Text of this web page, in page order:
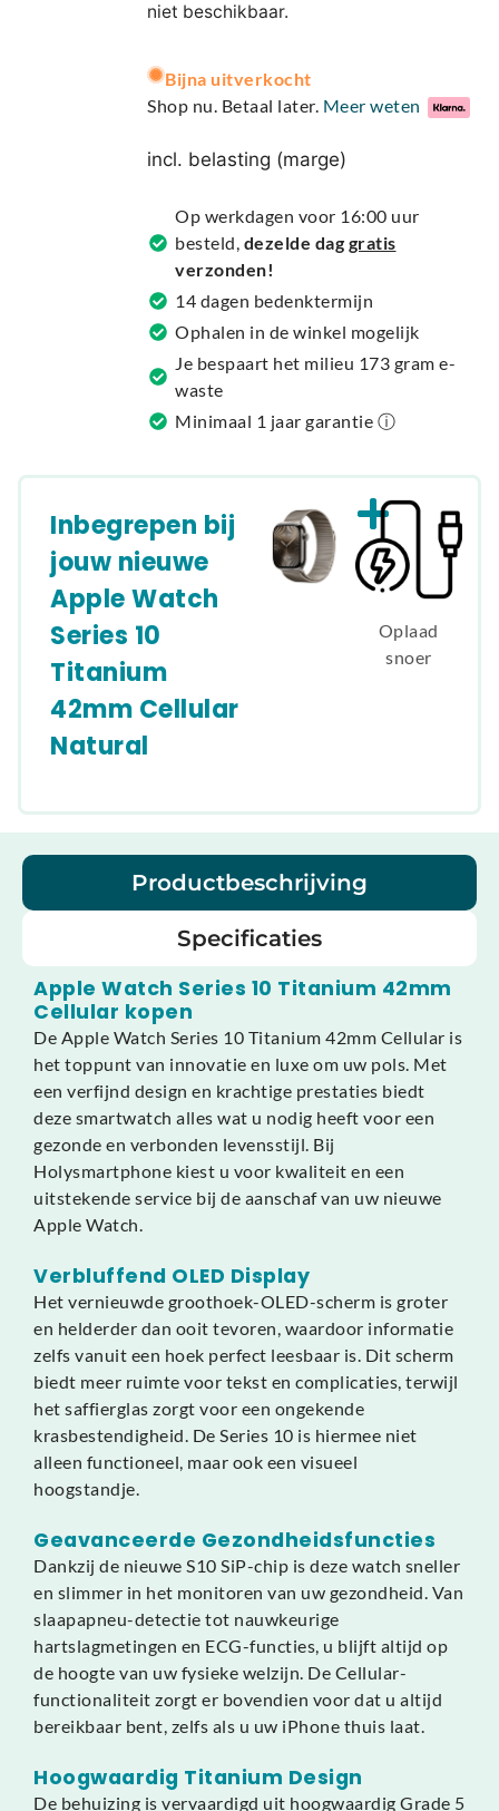
niet beschikbaar.
A
t
e
a
v
e
:
Bijna uitverkocht
Shop nu. Betaal later. Meer weten
incl. belasting (marge)
Op werkdagen voor 16:00 uur
besteld, dezelde dag gratis
verzonden!
14 dagen bedenktermijn
Ophalen in de winkel mogelijk
Je bespaart het milieu 173 gram e-
waste
Minimaal 1 jaar garantie ⓘ
Inbegrepen bij
jouw nieuwe
Apple Watch
Series 10
Titanium
42mm Cellular
Natural
Oplaad
snoer
Productbeschrijving
Specificaties
Apple Watch Series 10 Titanium 42mm
Cellular kopen
De Apple Watch Series 10 Titanium 42mm Cellular is
het toppunt van innovatie en luxe om uw pols. Met
een verfijnd design en krachtige prestaties biedt
deze smartwatch alles wat u nodig heeft voor een
gezonde en verbonden levensstijl. Bij
Holysmartphone kiest u voor kwaliteit en een
uitstekende service bij de aanschaf van uw nieuwe
Apple Watch.
Verbluffend OLED Display
Het vernieuwde groothoek-OLED-scherm is groter
en helderder dan ooit tevoren, waardoor informatie
zelfs vanuit een hoek perfect leesbaar is. Dit scherm
biedt meer ruimte voor tekst en complicaties, terwijl
het saffierglas zorgt voor een ongekende
krasbestendigheid. De Series 10 is hiermee niet
alleen functioneel, maar ook een visueel
hoogstandje.
Geavanceerde Gezondheidsfuncties
Dankzij de nieuwe S10 SiP-chip is deze watch sneller
en slimmer in het monitoren van uw gezondheid. Van
slaapapneu-detectie tot nauwkeurige
hartslagmetingen en ECG-functies, u blijft altijd op
de hoogte van uw fysieke welzijn. De Cellular-
functionaliteit zorgt er bovendien voor dat u altijd
bereikbaar bent, zelfs als u uw iPhone thuis laat.
Hoogwaardig Titanium Design
De behuizing is vervaardigd uit hoogwaardig Grade 5